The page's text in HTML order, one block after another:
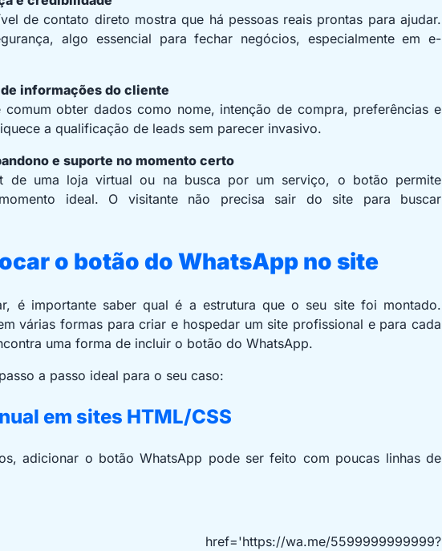
de contato direto mostra que há pessoas reais prontas para ajudar.
algo essencial para fechar negócios, especialmente em e-
informações do cliente
comum obter dados como nome, intenção de compra, preferências e
a qualificação de leads sem parecer invasivo.
e suporte no momento certo
de uma loja virtual ou na busca por um serviço, o botão permite
ideal. O visitante não precisa sair do site para buscar
o botão do WhatsApp no site
é importante saber qual é a estrutura que o seu site foi montado.
várias formas para criar e hospedar um site profissional e para cada
uma forma de incluir o botão do WhatsApp.
a passo ideal para o seu caso:
em sites HTML/CSS
adicionar o botão WhatsApp pode ser feito com poucas linhas de
wa.me/5599999999999?